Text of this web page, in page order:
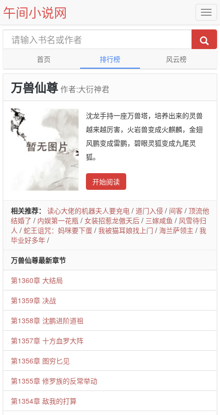
午间小说网
首页 排行榜 风云榜
万兽仙尊 作者:大衍神君
沈龙手持一座万兽塔，培养出来的灵兽
越来越厉害，火岩兽变成火麒麟，金翅
风鹏变成雷鹏，碧眼灵狐变成九尾灵
狐。
开始阅读
相关推荐： 读心大佬的机器夫人要充电 / 道门入侵 / 间客 / 顶流他
结婚了 / 内娱第一花瓶 / 女装招惹龙傲天后 / 三嫁咸鱼 / 风雪待归
人 / 蛇王诅咒：妈咪要下蛋 / 我被猫耳娘找上门 / 海兰萨领主 / 我
毕业好多年 /
万兽仙尊最新章节
第1360章 大结局
第1359章 决战
第1358章 沈鹏进阶道祖
第1357章 十方血罗大阵
第1356章 图穷匕见
第1355章 修罗族的反常举动
第1354章 敌我的打算